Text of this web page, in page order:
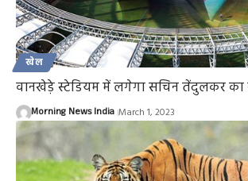
खेल
वानखेड़े स्टेडियम में लगेगा सचिन तेंदुलकर का
Morning News India March 1, 2023